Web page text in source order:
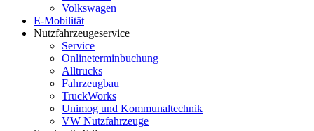
Volkswagen
E-Mobilität
Nutzfahrzeugeservice
Service
Onlineterminbuchung
Alltrucks
Fahrzeugbau
TruckWorks
Unimog und Kommunaltechnik
VW Nutzfahrzeuge